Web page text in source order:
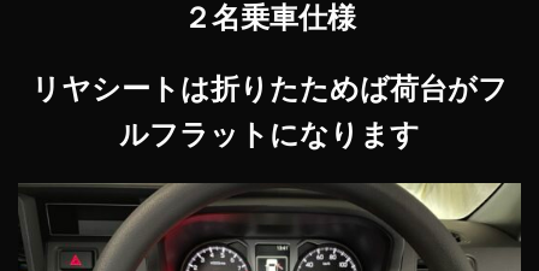
２名乗車仕様
リヤシートは折りたためば荷台がフ
ルフラットになります